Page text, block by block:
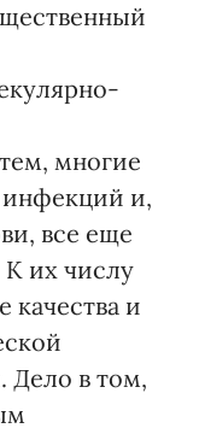
многие
инфекций и,
все еще
К их числу
качества и
Дело в том,